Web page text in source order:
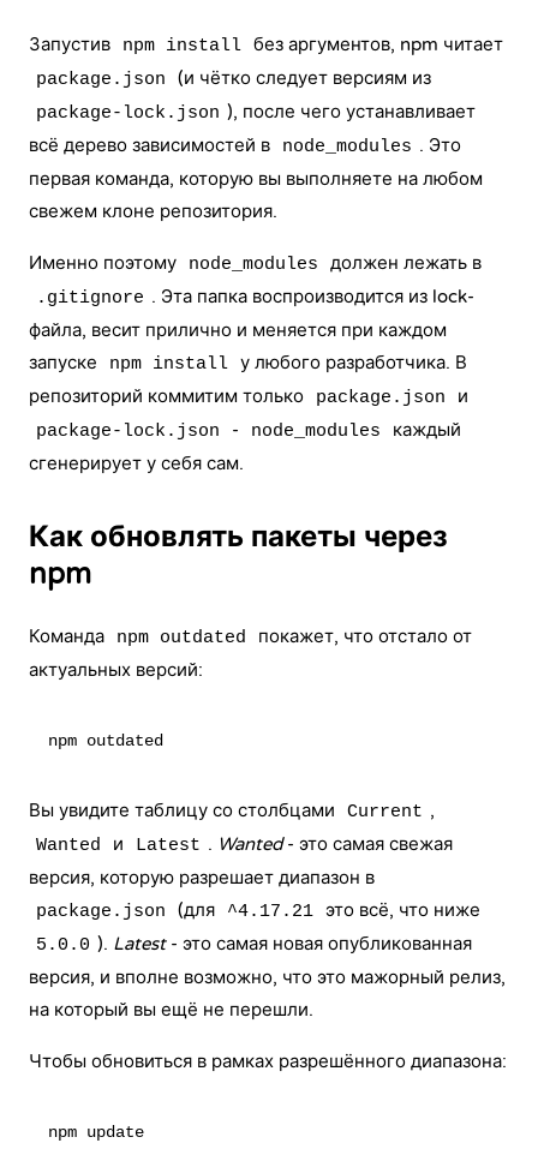
Запустив npm install без аргументов, npm читает
package.json (и чётко следует версиям из
package-lock.json ), после чего устанавливает
всё дерево зависимостей в
node_modules . Это
первая команда, которую вы выполняете на любом
свежем клоне репозитория.
Именно поэтому node_modules должен лежать в
.gitignore . Эта папка воспроизводится из lock-
файла, весит прилично и меняется при каждом
запуске
npm install у любого разработчика. В
репозиторий коммитим только
package.json и
package-lock.json - node_modules
каждый
сгенерирует у себя сам.
Как обновлять пакеты через
npm
Команда npm outdated
покажет, что отстало от
актуальных версий:
Вы увидите таблицу со столбцами Current ,
Wanted и Latest . Wanted- это самая свежая
версия, которую разрешает диапазон в
package.json (для ^4.17.21 это всё, что ниже
5.0.0 ). Latest- это самая новая опубликованная
версия, и вполне возможно, что это мажорный релиз,
на который вы ещё не перешли.
Чтобы обновиться в рамках разрешённого диапазона: